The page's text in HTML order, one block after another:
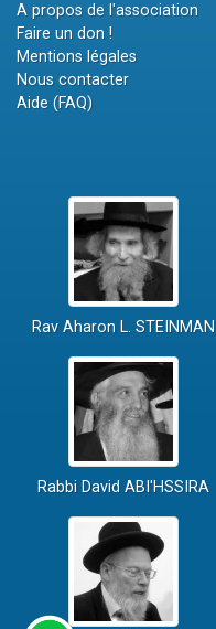
A propos de l'association
Faire un don !
Mentions légales
Nous contacter
Aide (FAQ)
Rav Aharon L. STEINMAN
Rabbi David ABI'HSSIRA